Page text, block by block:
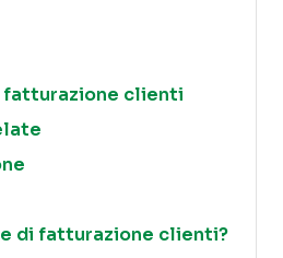
clienti
di fatturazione clienti?